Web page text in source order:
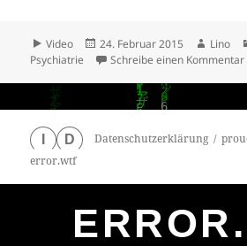
Format
Video
Veröffentlicht
am
24. Februar 2015 Autor
Lino
Psychiatrie
Schreibe einen Kommentar
D Datenschutzerklärung
error.wtf